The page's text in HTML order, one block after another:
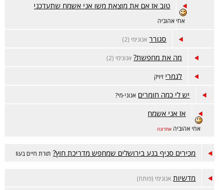
טוב אז אם את מוצאת משו אני אשמח שתעדכני
אחי אהוביה
סגורר אנונימי (2)
מה את מחפשת? אנונימי (2)
לגמרי זיויק
יש לי כמה חומרים אנוני-מי?
אז אני אשמח
אחי אהוביה אחרונה
מכירים סניף בנע בירושלים שמחפש מדריכת חוץ? תורת חיים בעiז
מדשיות אנונימי (פותח)